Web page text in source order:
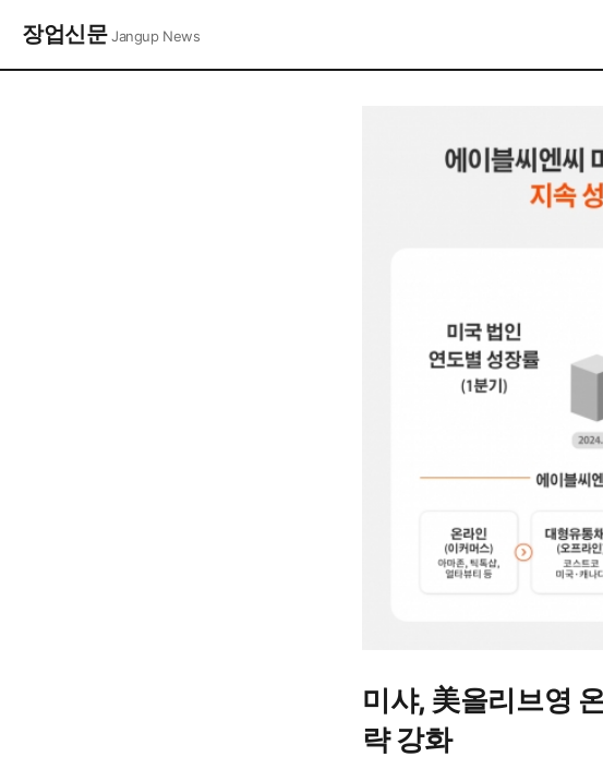
장업신문Jangup News
미샤, 美올리브영
략 강화